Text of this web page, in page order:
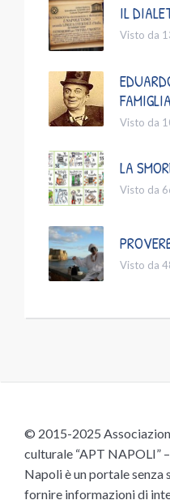
IL
Visto da
Visto da
LA
Visto da
Visto da
© 2015-2025
culturale “APT NAPOLI”
Napoli è un portale senza
fornire informazioni di